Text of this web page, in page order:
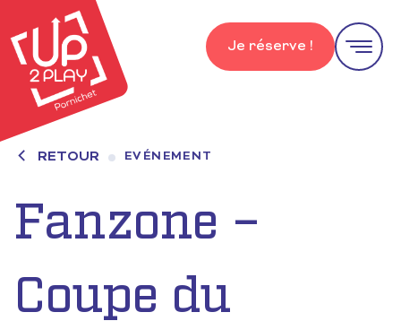
Je réserve !
RETOUR EVÉNEMENT
Fanzone –
Coupe du